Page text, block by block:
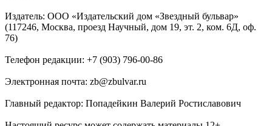
Издатель: ООО «Издательский дом «Звездный бульвар»
(117246, Москва, проезд Научный, дом 19, эт. 2, ком. 6Д, оф.
76)
Телефон редакции: +7 (903) 796-00-86
Электронная почта: zb@zbulvar.ru
Главный редактор: Попадейкин Валерий Ростиславович